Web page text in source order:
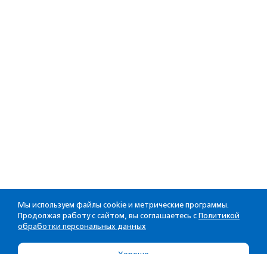
Мы используем файлы cookie и метрические программы.
Продолжая работу с сайтом, вы соглашаетесь с Политикой
обработки персональных данных